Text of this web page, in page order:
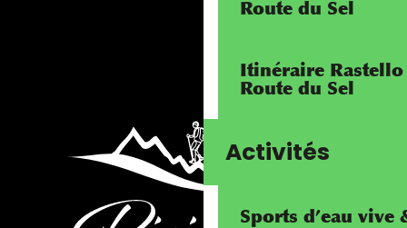
Route du Sel
Itinéraire
Route du Sel
Activités
Sports d’eau vive